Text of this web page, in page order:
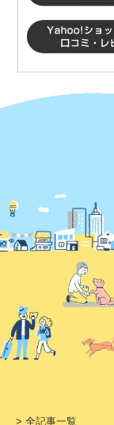
> 全記事一覧